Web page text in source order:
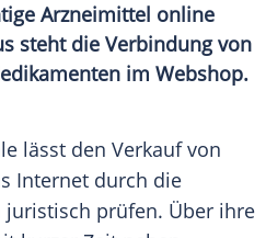
Arzneimittel online
steht die Verbindung von
im Webshop.
lässt den Verkauf von
Internet durch die
prüfen. Über ihre